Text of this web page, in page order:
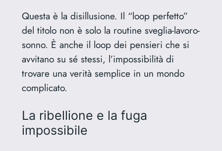
Questa è la disillusione. Il “loop perfetto”
del titolo non è solo la routine sveglia-lavoro-
sonno. È anche il loop dei pensieri che si
avvitano su sé stessi, l’impossibilità di
trovare una verità semplice in un mondo
complicato.
La ribellione e la fuga
impossibile